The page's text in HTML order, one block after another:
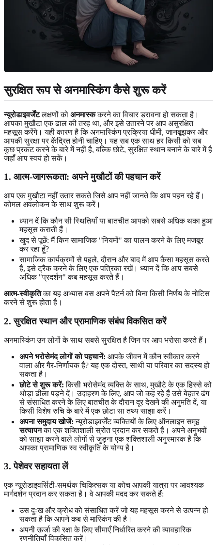
सुरक्षित रूप से अनमास्किंग कैसे शुरू करें
न्यूरोडाइवर्जेंटलक्षणों को अनमास्ककरने का विचार डरावना हो सकता है।
आपका मुखौटा एक ढाल की तरह था, और इसे उतारने पर आप असुरक्षित
महसूस करेंगे। यही कारण है कि अनमास्किंग प्रक्रिया धीमी, जानबूझकर और
आपकी सुरक्षा पर केंद्रित होनी चाहिए। यह सब एक साथ हर किसी को सब
कुछ प्रकट करने के बारे में नहीं है, बल्कि छोटे, सुरक्षित स्थान बनाने के बारे में है
जहाँ आप स्वयं हो सकें।
1. आत्म-जागरूकता: अपने मुखौटों की पहचान करें
आप एक मुखौटा नहीं उतार सकते जिसे आप नहीं जानते कि आप पहन रहे हैं।
कोमल अवलोकन के साथ शुरू करें।
ध्यान दें कि कौन सी स्थितियाँ या बातचीत आपको सबसे अधिक थका हुआ
महसूस कराती हैं।
खुद से पूछें: मैं किन सामाजिक "नियमों" का पालन करने के लिए मजबूर
कर रहा हूँ?
सामाजिक कार्यक्रमों से पहले, दौरान और बाद में आप कैसा महसूस करते
हैं, इसे ट्रैक करने के लिए एक पत्रिका रखें। ध्यान दें कि आप सबसे
अधिक "प्रदर्शन" कब महसूस करते हैं।
आत्म-स्वीकृतिका यह अभ्यास बस अपने पैटर्न को बिना किसी निर्णय के नोटिस
करने से शुरू होता है।
2. सुरक्षित स्थान और प्रामाणिक संबंध विकसित करें
अनमास्किंग उन लोगों के साथ सबसे सुरक्षित है जिन पर आप भरोसा करते हैं।
अपने भरोसेमंद लोगों को पहचानें: आपके जीवन में कौन स्वीकार करने
वाला और गैर-निर्णायक है? यह एक दोस्त, साथी या परिवार का सदस्य हो
सकता है।
छोटे से शुरू करें: किसी भरोसेमंद व्यक्ति के साथ, मुखौटे के एक हिस्से को
थोड़ा ढीला पड़ने दें। उदाहरण के लिए, आप जो कह रहे हैं उसे बेहतर ढंग
से संसाधित करने के लिए बातचीत के दौरान दूर देखने की अनुमति दें, या
किसी विशेष रुचि के बारे में एक छोटा सा तथ्य साझा करें।
अपना समुदाय खोजें: न्यूरोडाइवर्जेंट व्यक्तियों के लिए ऑनलाइन समूह
सत्यापनका एक शक्तिशाली स्रोत प्रदान कर सकते हैं। अपने अनुभवों
को साझा करने वाले लोगों से जुड़ना एक शक्तिशाली अनुस्मारक है कि
आपका प्रामाणिक स्व स्वीकृति के योग्य है।
3. पेशेवर सहायता लें
एक न्यूरोडाइवर्सिटी-समर्थक चिकित्सक या कोच आपकी यात्रा पर आवश्यक
मार्गदर्शन प्रदान कर सकता है। वे आपकी मदद कर सकते हैं:
उस दुःख और क्रोध को संसाधित करें जो यह महसूस करने से उत्पन्न हो
सकता है कि आपने कब से मास्किंग की है।
अपनी ऊर्जा की रक्षा के लिए सीमाएँ निर्धारित करने की व्यावहारिक
रणनीतियाँ विकसित करें।